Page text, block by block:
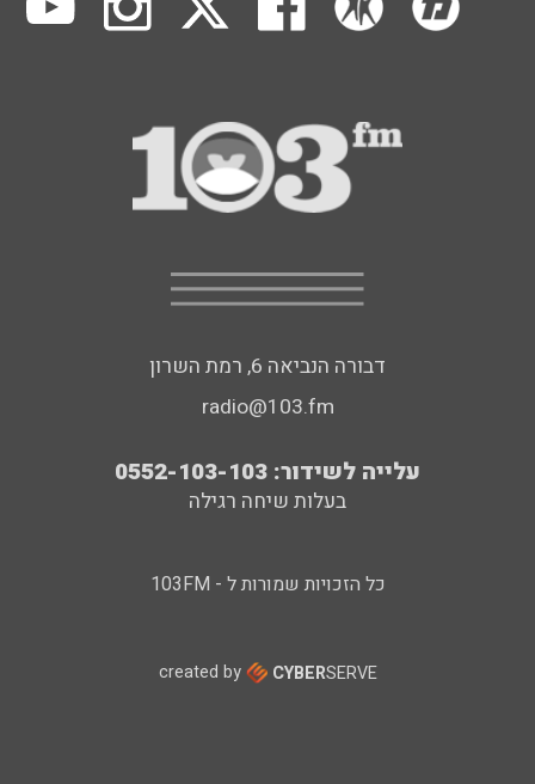
דבורה הנביאה 6, רמת השרון
radio@103.fm
עלייה לשידור: 0552-103-103
בעלות שיחה רגילה
כל הזכויות שמורות ל - 103FM
created by CYBERSERVE